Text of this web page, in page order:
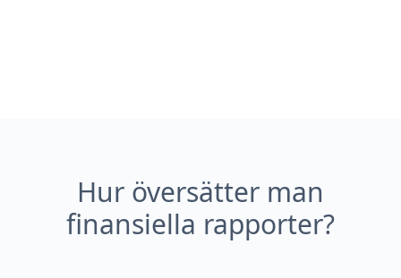
Hur översätter man
finansiella rapporter?